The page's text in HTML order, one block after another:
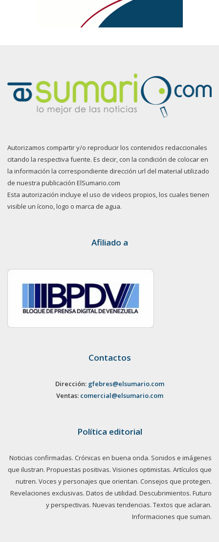
Autorizamos compartir y/o reproducir los contenidos redaccionales
citando la respectiva fuente. Es decir, con la condición de colocar en
la información la correspondiente dirección url del material utilizado
de nuestra publicación ElSumario.com
Esta autorización incluye el uso de videos propios, los cuales tienen
visible un ícono, logo o marca de agua.
Afiliado a
Contactos
Dirección: gfebres@elsumario.com
Ventas: comercial@elsumario.com
Política editorial
Noticias confirmadas. Crónicas en buena onda. Sonidos e imágenes
que ilustran. Propuestas positivas. Visiones optimistas. Artículos que
nutren. Voces y personajes que orientan. Consejos que protegen.
Revelaciones exclusivas. Datos de utilidad. Descubrimientos. Futuro
y perspectivas. Nuevas tendencias. Textos que aclaran.
Informaciones que suman.